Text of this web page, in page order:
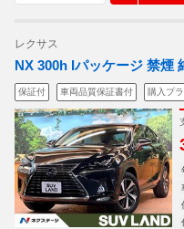
レクサス
NX 300h Iパッケージ 禁煙
保証付 車両品質保証書付 購入プ